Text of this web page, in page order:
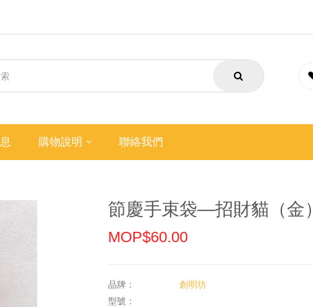
購物說明 聯絡我們
節慶手束袋—招財貓（金）
MOP$60.00
品牌：
創明坊
型號：